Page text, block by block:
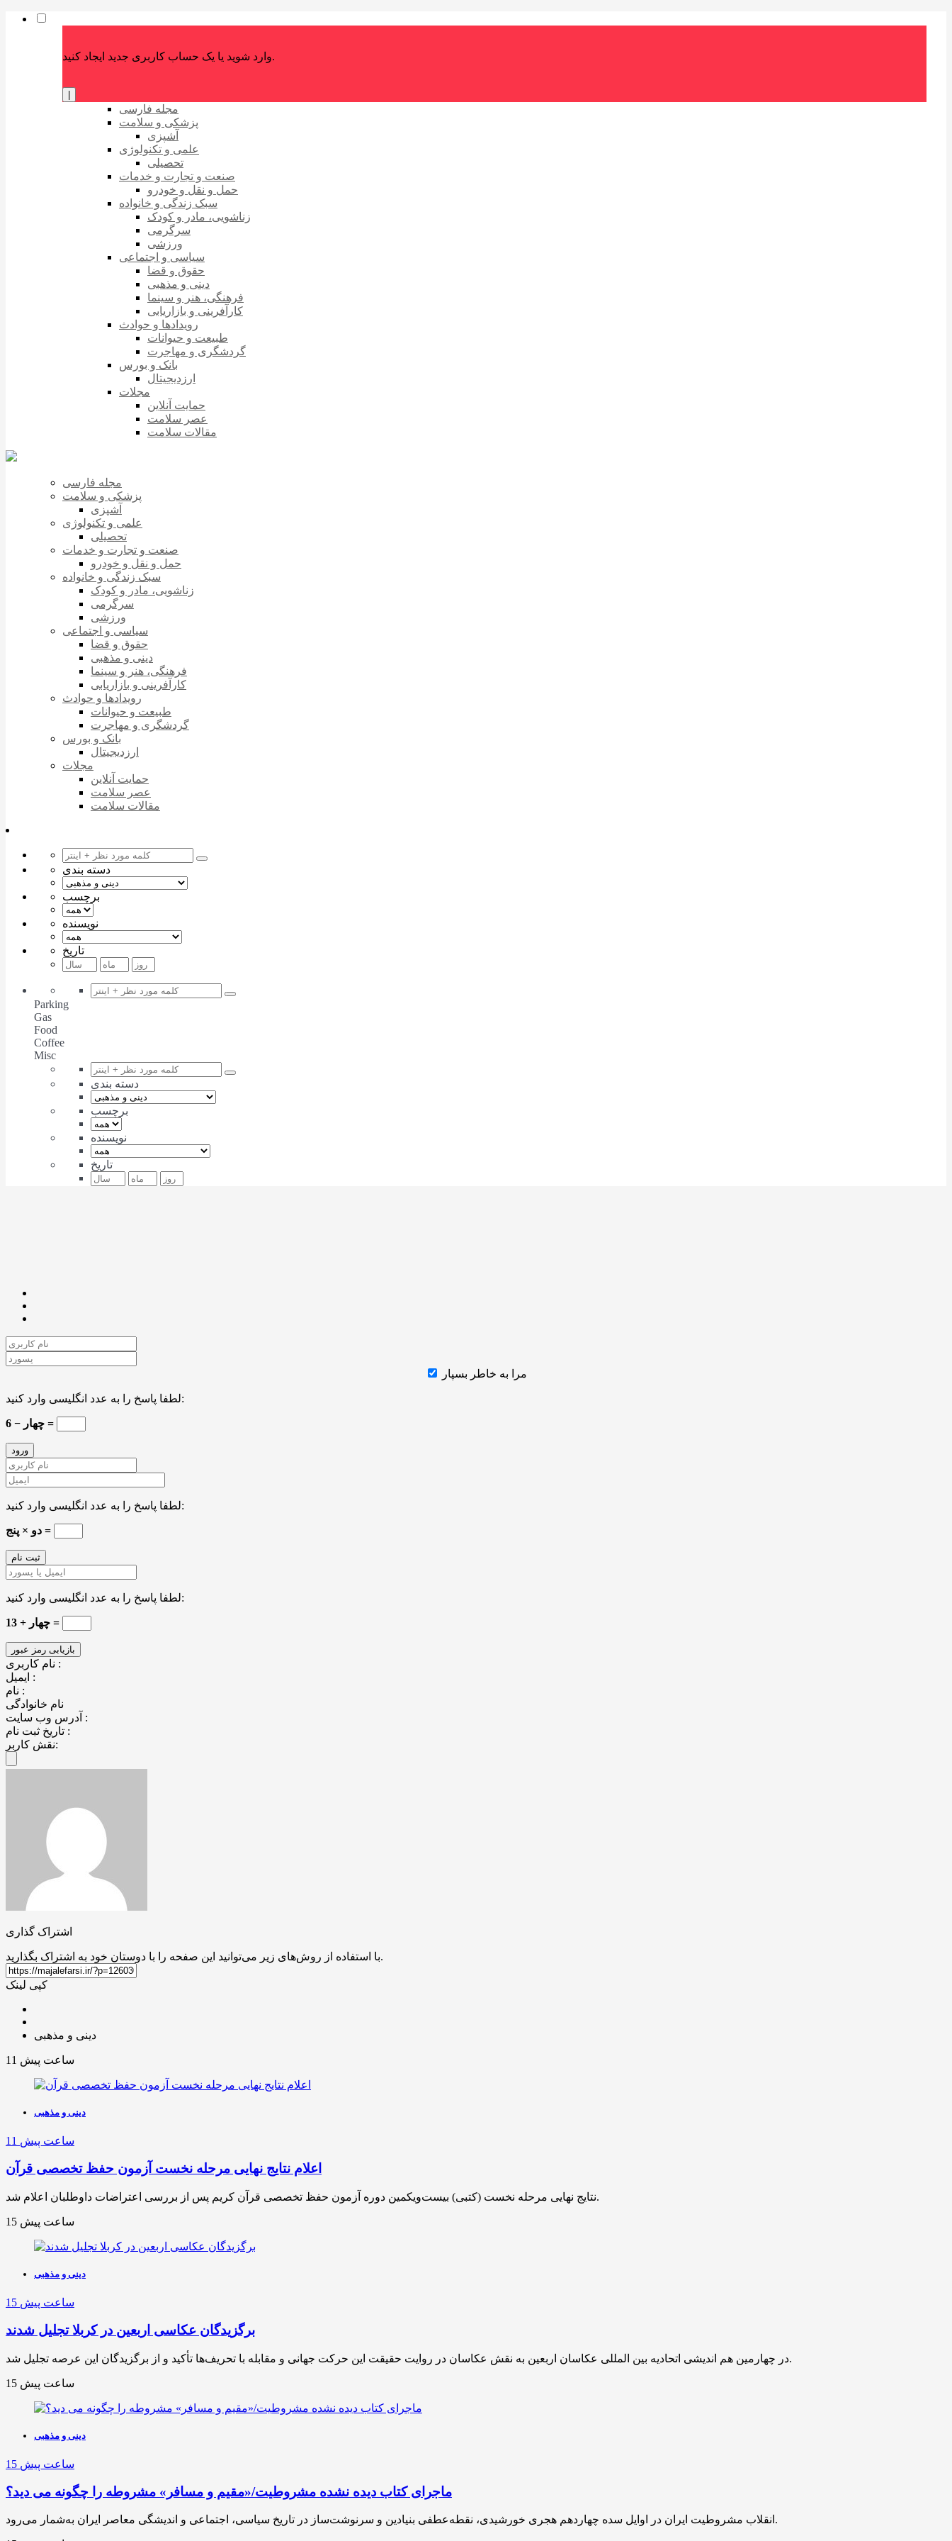
وارد شوید یا یک حساب کاربری جدید ایجاد کنید.
مجله فارسی
پزشکی و سلامت
آشپزی
علمی و تکنولوژی
تحصیلی
صنعت و تجارت و خدمات
حمل و نقل و خودرو
سبک زندگی و خانواده
زناشویی، مادر و کودک
سرگرمی
ورزشی
سیاسی و اجتماعی
حقوق و قضا
دینی و مذهبی
فرهنگی، هنر و سینما
کارآفرینی و بازاریابی
رویدادها و حوادث
طبیعت و حیوانات
گردشگری و مهاجرت
بانک و بورس
ارزدیجیتال
مجلات
حمایت آنلاین
عصر سلامت
مقالات سلامت
مجله فارسی
پزشکی و سلامت
آشپزی
علمی و تکنولوژی
تحصیلی
صنعت و تجارت و خدمات
حمل و نقل و خودرو
سبک زندگی و خانواده
زناشویی، مادر و کودک
سرگرمی
ورزشی
سیاسی و اجتماعی
حقوق و قضا
دینی و مذهبی
فرهنگی، هنر و سینما
کارآفرینی و بازاریابی
رویدادها و حوادث
طبیعت و حیوانات
گردشگری و مهاجرت
بانک و بورس
ارزدیجیتال
مجلات
حمایت آنلاین
عصر سلامت
مقالات سلامت
دسته بندی
برچسب
نویسنده
تاریخ
Parking
Gas
Food
Coffee
Misc
دسته بندی
برچسب
نویسنده
تاریخ
مرا به خاطر بسپار
لطفا پاسخ را به عدد انگلیسی وارد کنید:
6 − چهار =
لطفا پاسخ را به عدد انگلیسی وارد کنید:
دو × پنج =
لطفا پاسخ را به عدد انگلیسی وارد کنید:
چهار + 13 =
نام کاربری :
ایمیل :
نام :
نام خانوادگی
آدرس وب سایت :
تاریخ ثبت نام :
نقش کاربر:
اشتراک گذاری
با استفاده از روش‌های زیر می‌توانید این صفحه را با دوستان خود به اشتراک بگذارید.
کپی لینک
دینی و مذهبی
11 ساعت پیش
دینی و مذهبی
11 ساعت پیش
اعلام نتایج نهایی مرحله نخست آزمون حفظ تخصصی قرآن
نتایج نهایی مرحله نخست (کتبی) بیست‌ویکمین دوره آزمون حفظ تخصصی قرآن کریم پس از بررسی اعتراضات داوطلبان اعلام شد.
15 ساعت پیش
دینی و مذهبی
15 ساعت پیش
برگزیدگان عکاسی اربعین در کربلا تجلیل شدند
در چهارمین هم اندیشی اتحادیه بین المللی عکاسان اربعین به نقش عکاسان در روایت حقیقت این حرکت جهانی و مقابله با تحریف‌ها تأکید و از برگزیدگان این عرصه تجلیل شد.
15 ساعت پیش
دینی و مذهبی
15 ساعت پیش
ماجرای کتاب دیده نشده مشروطیت/«مقیم و مسافر» مشروطه را چگونه می دید؟
انقلاب مشروطیت ایران در اوایل سده چهاردهم هجری خورشیدی، نقطه‌عطفی بنیادین و سرنوشت‌ساز در تاریخ سیاسی، اجتماعی و اندیشگی معاصر ایران به‌شمار می‌رود.